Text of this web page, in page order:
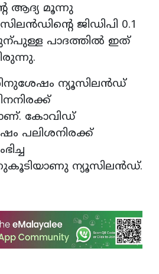
ആദ്യ മൂന്നു
ജിഡിപി 0.1
പാദത്തില്‍ ഇത്
ന്യൂസിലന്‍ഡ്
കോവിഡ്
പലിശനിരക്ക്
ന്യൂസിലന്‍ഡ്.